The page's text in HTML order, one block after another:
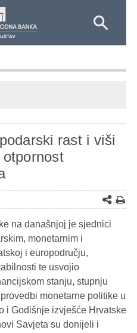
rast i viši
na današnjoj je sjednici
monetarnim i
i europodručju,
te usvojio
stanju, stupnju
monetarne politike u
i Godišnje izvješće Hrvatske
Savjeta su donijeli i